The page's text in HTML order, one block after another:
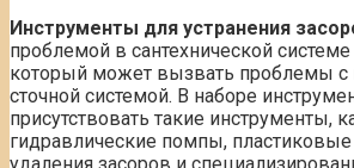
Инструменты для устранения
проблемой в сантехнической системе
который может вызвать проблемы с
сточной системой. В наборе
присутствовать такие инструменты,
гидравлические помпы,